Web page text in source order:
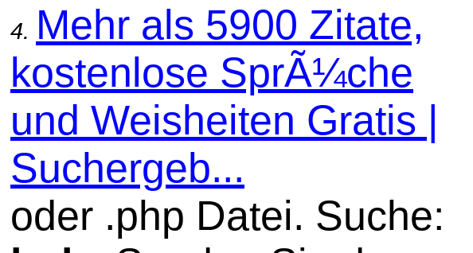
4. Mehr als 5900 Zitate,
kostenlose SprÃ¼che
und Weisheiten Gratis |
Suchergeb...
oder .php Datei. Suche: